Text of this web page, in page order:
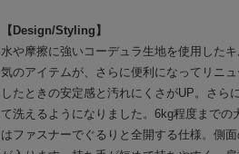
【Design/Styling】
水や摩擦に強いコーデュラ生地を使用した
気のアイテムが、さらに便利になってリニ
したときの安定感と汚れにくさがUP。さら
て洗えるようになりました。6kg程度まで
はファスナーでぐるりと全開する仕様。側